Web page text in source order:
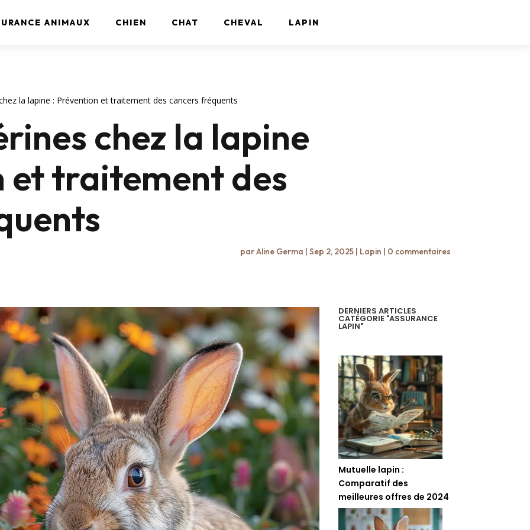
ANIMAUX CHIEN CHAT CHEVAL LAPIN
la lapine : Prévention et traitement des cancers fréquents
chez la lapine
et traitement des
parAline Germa | Sep 2, 2025| Lapin | 0 commentaires
DERNIERS ARTICLES
CATÉGORIE "ASSURANCE
LAPIN"
Mutuelle lapin :
Comparatif des
meilleures offres de 2024